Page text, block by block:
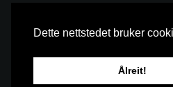
Alle rettigheter reservert •
Dette nettstedet bruker
Ålreit!